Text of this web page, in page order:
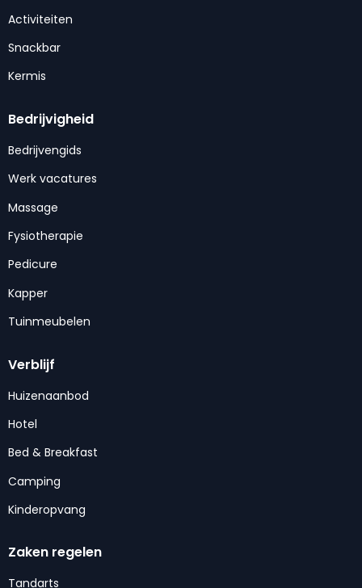
Activiteiten
Snackbar
Kermis
Bedrijvigheid
Bedrijvengids
Werk vacatures
Massage
Fysiotherapie
Pedicure
Kapper
Tuinmeubelen
Verblijf
Huizenaanbod
Hotel
Bed & Breakfast
Camping
Kinderopvang
Zaken regelen
Tandarts